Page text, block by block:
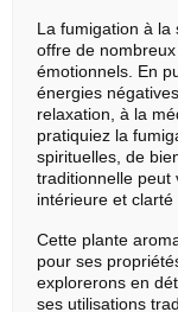
La fumigation à la
offre de
émotionnels. En
énergies
relaxation, à la
pratiquiez la
spirituelles, de
traditionnelle peut
intérieure et clarté
Cette plante
pour ses
explorerons en
ses utilisations